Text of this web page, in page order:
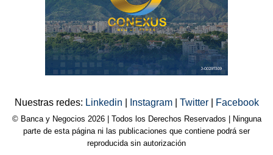
Nuestras redes: Linkedin Instagram Twitter Facebook
© Banca y Negocios 2026 | Todos los Derechos Reservados | Ninguna
parte de esta página ni las publicaciones que contiene podrá ser
reproducida sin autorización